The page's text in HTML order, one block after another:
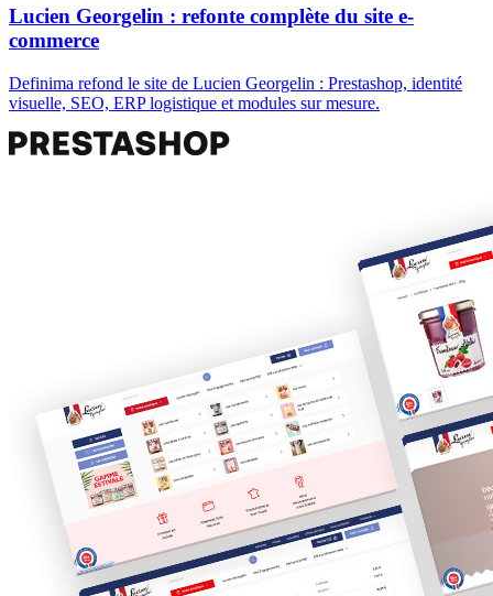
Lucien Georgelin : refonte complète du site e-
commerce
Definima refond le site de Lucien Georgelin : Prestashop, identité
visuelle, SEO, ERP logistique et modules sur mesure.